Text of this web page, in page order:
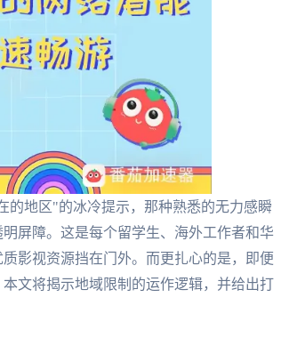
的地区"的冰冷提示，那种熟悉的无力感瞬
屏障。这是每个留学生、海外工作者和华
影视资源挡在门外。而更扎心的是，即便
文将揭示地域限制的运作逻辑，并给出打